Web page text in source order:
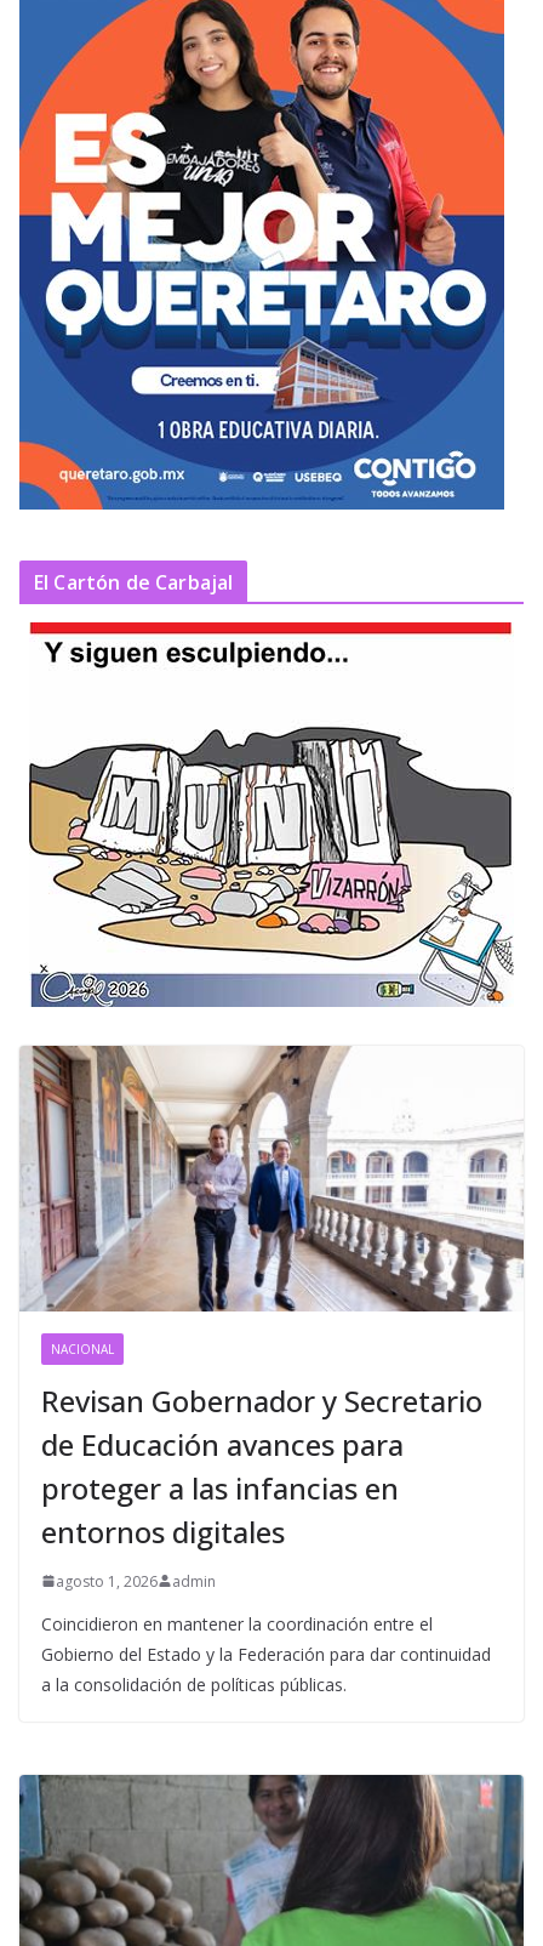
El Cartón de Carbajal
NACIONAL
Revisan Gobernador y Secretario
de Educación avances para
proteger a las infancias en
entornos digitales
agosto 1, 2026 admin
Coincidieron en mantener la coordinación entre el
Gobierno del Estado y la Federación para dar continuidad
a la consolidación de políticas públicas.